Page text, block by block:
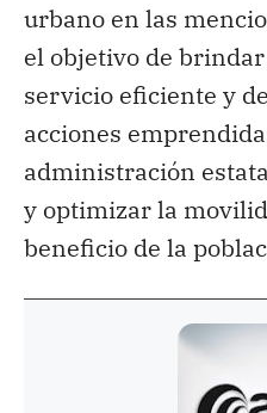
urbano en las
el objetivo de
servicio eficiente y
acciones
administración
y optimizar la
beneficio de la